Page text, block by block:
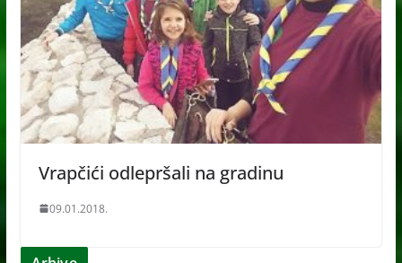
Vrapčići odlepršali na gradinu
09.01.2018.